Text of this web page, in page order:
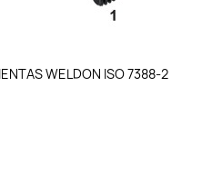
WELDON ISO 7388-2